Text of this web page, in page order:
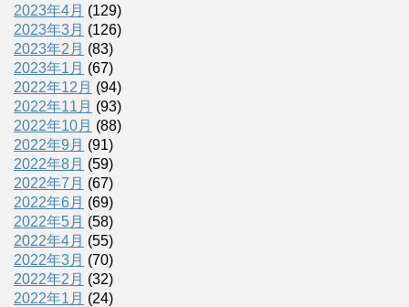
2023年4月 (129)
2023年3月 (126)
2023年2月 (83)
2023年1月 (67)
2022年12月 (94)
2022年11月 (93)
2022年10月 (88)
2022年9月 (91)
2022年8月 (59)
2022年7月 (67)
2022年6月 (69)
2022年5月 (58)
2022年4月 (55)
2022年3月 (70)
2022年2月 (32)
2022年1月 (24)